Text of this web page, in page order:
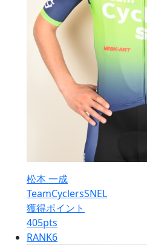
松本 一成
TeamCyclersSNEL
獲得ポイント
405pts
RANK6